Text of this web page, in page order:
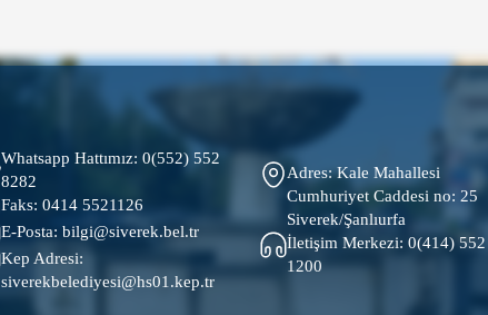
Whatsapp Hattımız: 0(552) 552
8282
Faks: 0414 5521126
E-Posta: bilgi@siverek.bel.tr
Kep Adresi:
siverekbelediyesi@hs01.kep.tr
Adres: Kale Mahallesi
Cumhuriyet Caddesi no: 25
Siverek/Şanlıurfa
İletişim Merkezi: 0(414) 552
1200